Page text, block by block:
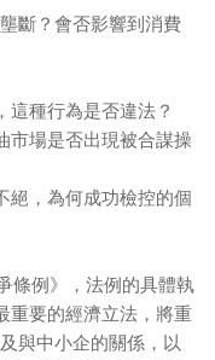
斷？會否影響到消費
這種行為是否違法？
市場是否出現被合謀操
絕，為何成功檢控的個
條例》，法例的具體執
重要的經濟立法，將重
與中小企的關係，以